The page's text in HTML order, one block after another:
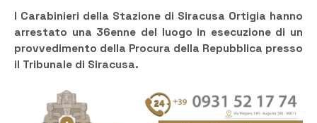
I Carabinieri della Stazione di Siracusa Ortigia hanno
arrestato una 36enne del luogo in esecuzione di un
provvedimento della Procura della Repubblica presso
il Tribunale di Siracusa.